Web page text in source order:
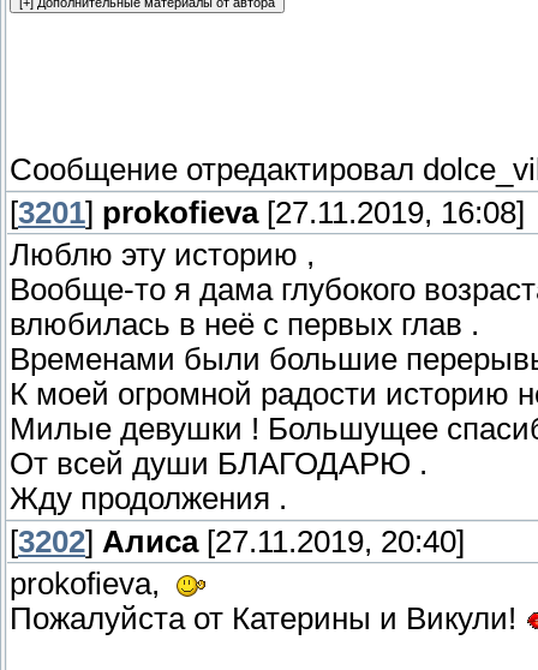
Сообщение отредактировал
[3201] prokofieva[27.11.2019, 16:08]
Люблю эту историю ,
Вообще-то я дама глубокого
влюбилась в неё с первых глав .
Временами были большие
К моей огромной радости историю
Милые девушки ! Большущее
От всей души БЛАГОДАРЮ .
Жду продолжения .
[3202] Алиса[27.11.2019, 20:40]
prokofieva,
Пожалуйста от Катерины и Викули!